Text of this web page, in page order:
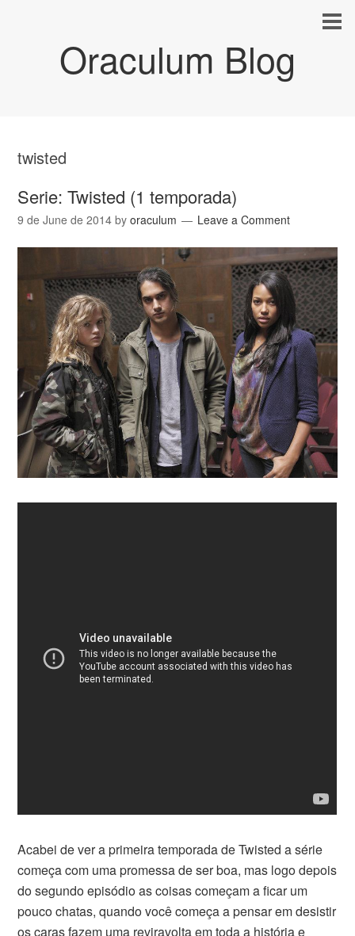
Oraculum Blog
twisted
Serie: Twisted (1 temporada)
9 de June de 2014 byoraculum Leave a Comment
Acabei de ver a primeira temporada de Twisted a série
começa com uma promessa de ser boa, mas logo depois
do segundo episódio as coisas começam a ficar um
pouco chatas, quando você começa a pensar em desistir
os caras fazem uma reviravolta em toda a história e